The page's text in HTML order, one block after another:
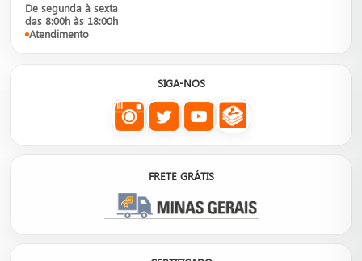
De segunda à sexta
das 8:00h às 18:00h
Atendimento
SIGA-NOS
FRETE GRÁTIS